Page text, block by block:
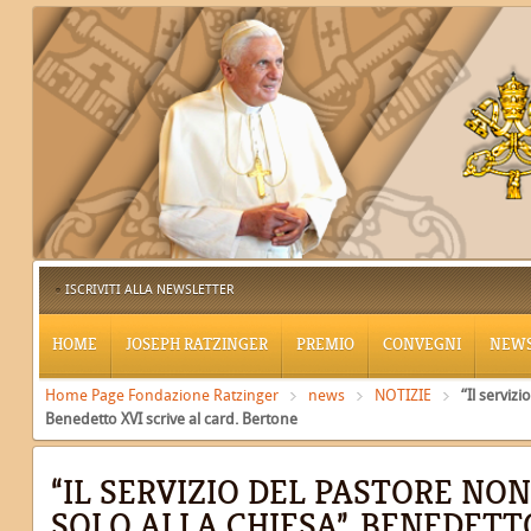
ISCRIVITI ALLA NEWSLETTER
HOME JOSEPH RATZINGER PREMIO CONVEGNI
Home Page Fondazione Ratzinger news NOTIZIE
“Il
Benedetto XVI scrive al card. Bertone
“IL SERVIZIO DEL PASTORE